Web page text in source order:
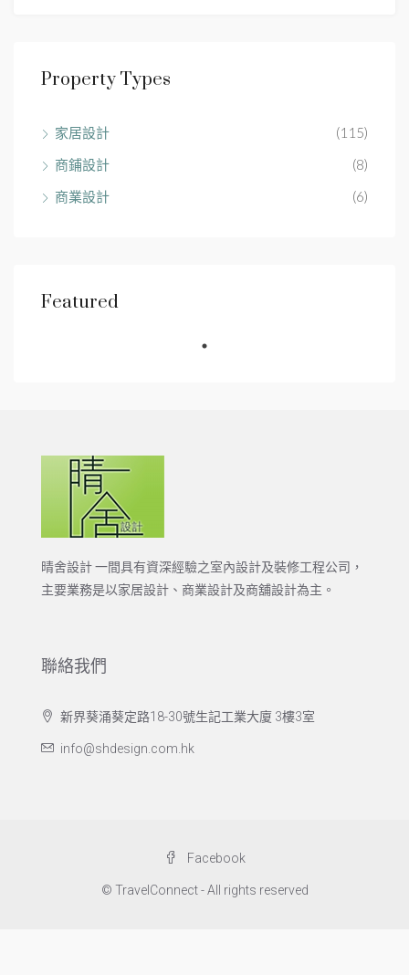
Property Types
家居設計
(115)
商鋪設計
(8)
商業設計
(6)
Featured
晴舍設計 一間具有資深經驗之室內設計及裝修工程公司，
主要業務是以家居設計、商業設計及商舖設計為主。
聯絡我們
新界葵涌葵定路18-30號生記工業大廈 3樓3室
info@shdesign.com.hk
Facebook
© TravelConnect - All rights reserved